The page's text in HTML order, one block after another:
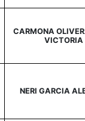
CARMONA
VICTORIA
NERI GARCIA